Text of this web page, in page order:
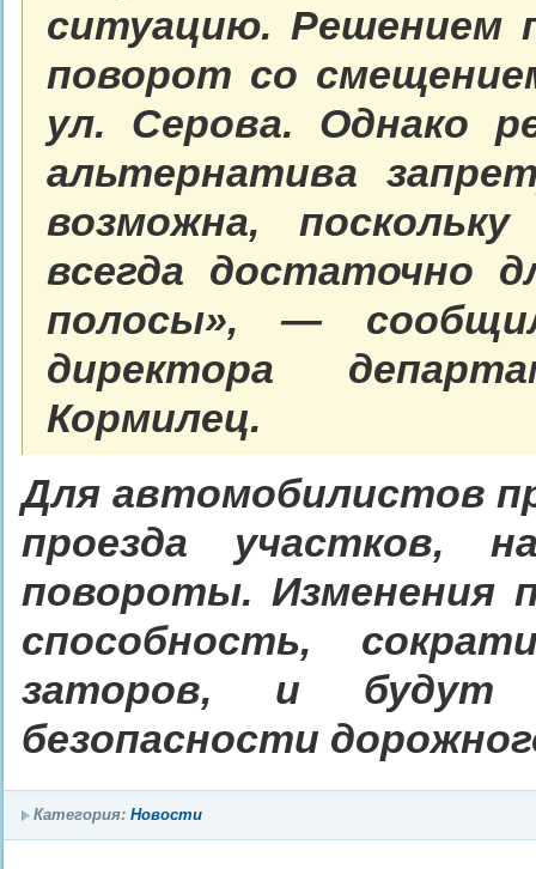
ситуацию.
поворот со
ул. Серова. Однако
альтернатива
возможна,
всегда достаточно
полосы», — сообщил
директора
Кормилец.
Для автомобилистов
проезда участков,
повороты. Изменения
способность,
заторов, и будут
безопасности
Категория: Новости